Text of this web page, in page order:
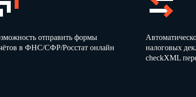
(расшифровка подписи)
(подпись)
отправить формы
в ФНС/СФР/Росстат онлайн
налоговых
checkXML